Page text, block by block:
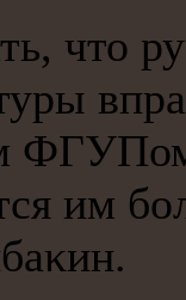
что
им